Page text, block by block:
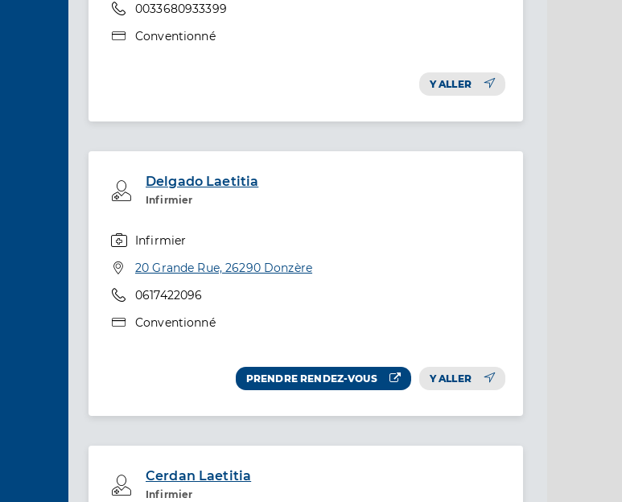
Téléphone
0033680933399
Type de convention
Conventionné
Y ALLER
Delgado Laetitia
Infirmier
Professionel de santé
Infirmier
Adresse
20 Grande Rue, 26290 Donzère
Téléphone
0617422096
Type de convention
Conventionné
PRENDRE RENDEZ-VOUS Y ALLER
Cerdan Laetitia
Infirmier
Professionel de santé